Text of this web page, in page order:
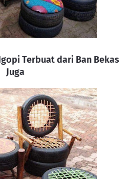
Terbuat dari Ban Bekas
Juga